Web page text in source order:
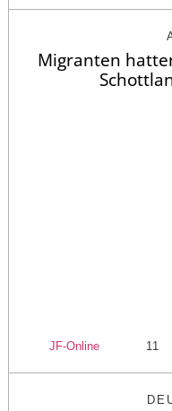
Migranten
JF-Online 11